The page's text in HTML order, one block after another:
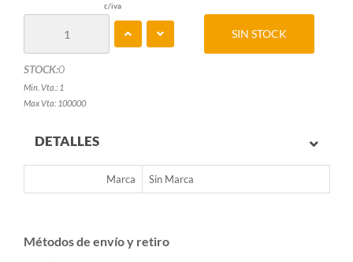
c/iva
STOCK:0
Min. Vta.: 1
Max Vta: 100000
SIN STOCK
DETALLES
Marca Sin Marca
Métodos de envío y retiro